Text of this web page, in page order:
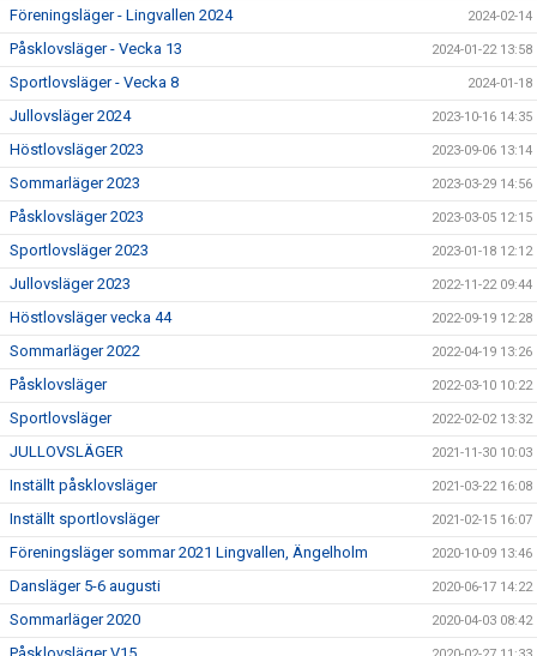
Föreningsläger - Lingvallen 2024 2024-02-14
Påsklovsläger - Vecka 13 2024-01-22 13:58
Sportlovsläger - Vecka 8 2024-01-18
Jullovsläger 2024 2023-10-16 14:35
Höstlovsläger 2023 2023-09-06 13:14
Sommarläger 2023 2023-03-29 14:56
Påsklovsläger 2023 2023-03-05 12:15
Sportlovsläger 2023 2023-01-18 12:12
Jullovsläger 2023 2022-11-22 09:44
Höstlovsläger vecka 44 2022-09-19 12:28
Sommarläger 2022 2022-04-19 13:26
Påsklovsläger 2022-03-10 10:22
Sportlovsläger 2022-02-02 13:32
JULLOVSLÄGER 2021-11-30 10:03
Inställt påsklovsläger 2021-03-22 16:08
Inställt sportlovsläger 2021-02-15 16:07
Föreningsläger sommar 2021 Lingvallen, Ängelholm 2020-10-09 13:46
Dansläger 5-6 augusti 2020-06-17 14:22
Sommarläger 2020 2020-04-03 08:42